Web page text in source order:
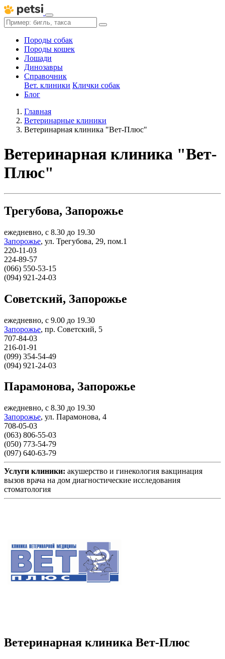
Породы собак
Породы кошек
Лошади
Динозавры
Справочник
Вет. клиники Клички собак
Блог
Главная
Ветеринарные клиники
Ветеринарная клиника "Вет-Плюс"
Ветеринарная клиника "Вет-
Плюс"
Трегубова, Запорожье
ежедневно, с 8.30 до 19.30
Запорожье, ул. Трегубова, 29, пом.1
220-11-03
224-89-57
(066) 550-53-15
(094) 921-24-03
Советский, Запорожье
ежедневно, с 9.00 до 19.30
Запорожье, пр. Советский, 5
707-84-03
216-01-91
(099) 354-54-49
(094) 921-24-03
Парамонова, Запорожье
ежедневно, с 8.30 до 19.30
Запорожье, ул. Парамонова, 4
708-05-03
(063) 806-55-03
(050) 773-54-79
(097) 640-63-79
Услуги клиники: акушерство и гинекология вакцинация
вызов врача на дом диагностические исследования
стоматология
Ветеринарная клиника Вет-Плюс